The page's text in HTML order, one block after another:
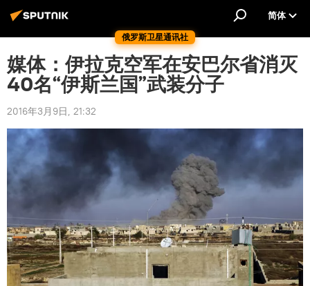
俄罗斯卫星通讯社
简体
媒体：伊拉克空军在安巴尔省消灭
40名“伊斯兰国”武装分子
2016年3月9日, 21:32